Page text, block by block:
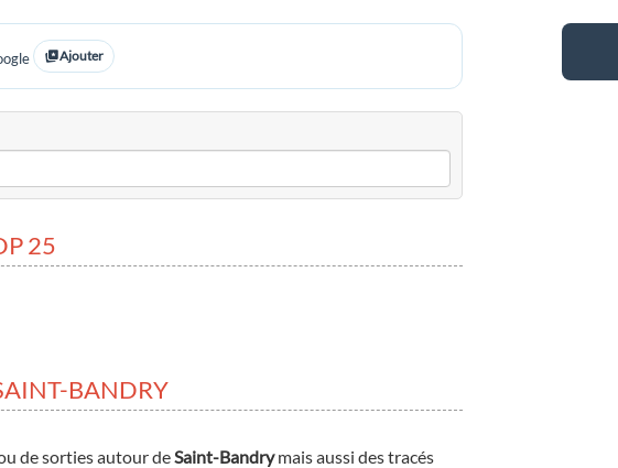
Ajouter
25
BANDRY
de sorties autour deSaint-Bandrymais aussi des tracés